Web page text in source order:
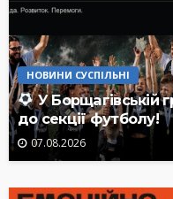
НОВИНИ СУСПІЛЬНІ
У Борщагівській
до секції футболу!
07.08.2026